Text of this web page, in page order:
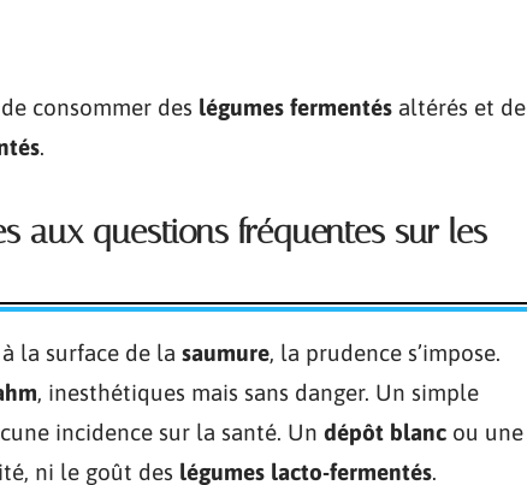
consommer des légumes fermentés altérés et de
.
aux questions fréquentes sur les
la surface de la saumure, la prudence s’impose.
, inesthétiques mais sans danger. Un simple
incidence sur la santé. Un dépôt blanc ou une
ni le goût des légumes lacto-fermentés.